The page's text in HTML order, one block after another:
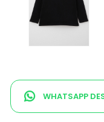
WHATSAPP